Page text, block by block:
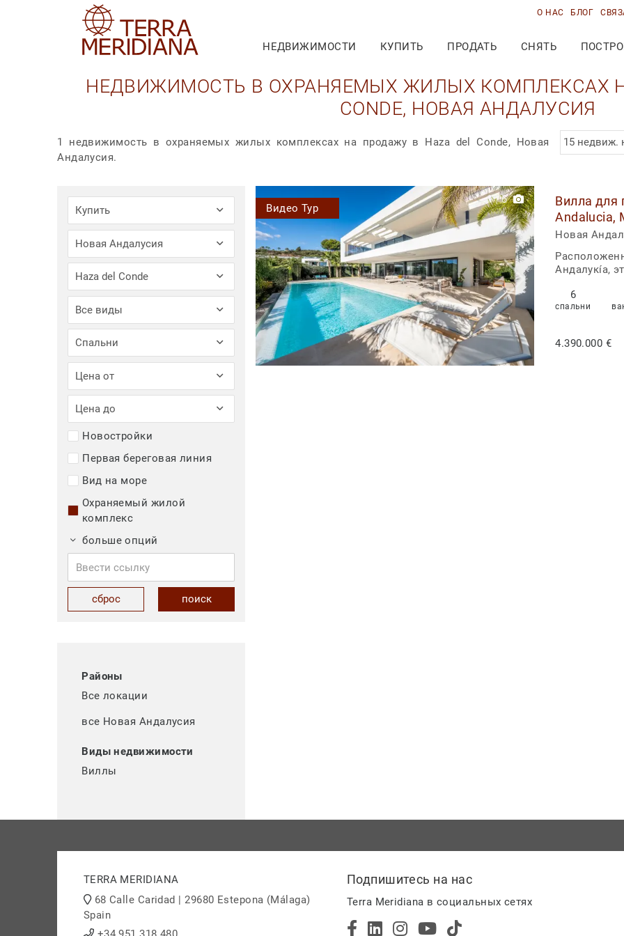
О НАС БЛОГ
НЕДВИЖИМОСТИ КУПИТЬ ПРОДАТЬ СНЯТЬ
НЕДВИЖИМОСТЬ В ОХРАНЯЕМЫХ ЖИЛЫХ КОМПЛЕКСАХ
CONDE, НОВАЯ АНДАЛУСИЯ
1 недвижимость в охраняемых жилых комплексах на продажу в Haza del Conde, Новая
Андалусия.
15 недвиж.
Купить
Новая Андалусия
Haza del Conde
Все виды
Спальни
Цена от
Цена до
Новостройки
Первая береговая линия
Вид на море
Охраняемый жилой
комплекс
больше опций
поиск
сброс
Районы
Все локации
все Новая Андалусия
Виды недвижимости
Виллы
1|6
Видео Тур
Вилла для
Andalucia,
Новая
Андалукíа,
6
спальни
4.390.000 €
TERRA MERIDIANA
68 Calle Caridad | 29680 Estepona (Málaga)
Spain
Подпишитесь на нас
Terra Meridiana в социальных сетях